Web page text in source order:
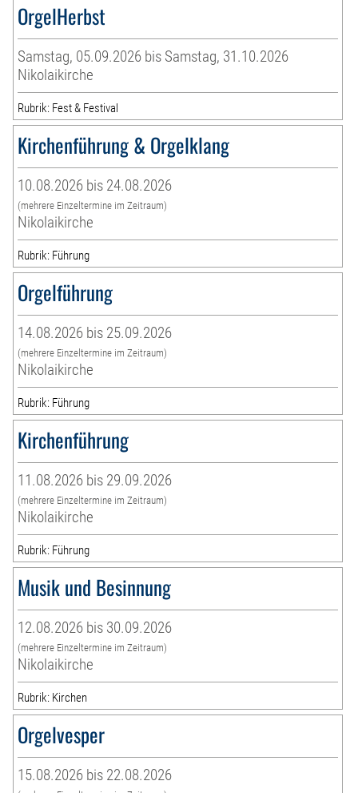
OrgelHerbst
Samstag, 05.09.2026 bis Samstag, 31.10.2026
Nikolaikirche
Rubrik: Fest & Festival
Kirchenführung & Orgelklang
10.08.2026 bis 24.08.2026
(mehrere Einzeltermine im Zeitraum)
Nikolaikirche
Rubrik: Führung
Orgelführung
14.08.2026 bis 25.09.2026
(mehrere Einzeltermine im Zeitraum)
Nikolaikirche
Rubrik: Führung
Kirchenführung
11.08.2026 bis 29.09.2026
(mehrere Einzeltermine im Zeitraum)
Nikolaikirche
Rubrik: Führung
Musik und Besinnung
12.08.2026 bis 30.09.2026
(mehrere Einzeltermine im Zeitraum)
Nikolaikirche
Rubrik: Kirchen
Orgelvesper
15.08.2026 bis 22.08.2026